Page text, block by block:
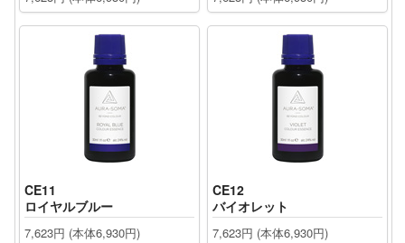
CE11
ロイヤルブルー
7,623円 (本体6,930円)
CE12
バイオレット
7,623円 (本体6,930円)